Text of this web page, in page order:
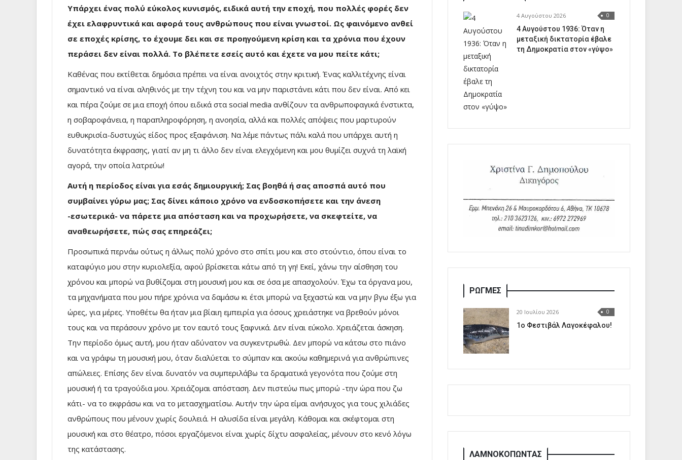
Υπάρχει ένας πολύ εύκολος κυνισμός, ειδικά αυτή την εποχή, που πολλές φορές δεν
έχει ελαφρυντικά και αφορά τους ανθρώπους που είναι γνωστοί. Ως φαινόμενο ανθεί
σε εποχές κρίσης, το έχουμε δει και σε προηγούμενη κρίση και τα χρόνια που έχουν
περάσει δεν είναι πολλά. Το βλέπετε εσείς αυτό και έχετε να μου πείτε κάτι;
Καθένας που εκτίθεται δημόσια πρέπει να είναι ανοιχτός στην κριτική. Ένας καλλιτέχνης είναι
σημαντικό να είναι αληθινός με την τέχνη του και να μην παριστάνει κάτι που δεν είναι. Από κει
και πέρα ζούμε σε μια εποχή όπου ειδικά στα social media ανθίζουν τα ανθρωποφαγικά ένστικτα,
η σοβαροφάνεια, η παραπληροφόρηση, η ανοησία, αλλά και πολλές απόψεις που μαρτυρούν
ευθυκρισία-δυστυχώς είδος προς εξαφάνιση. Να λέμε πάντως πάλι καλά που υπάρχει αυτή η
δυνατότητα έκφρασης, γιατί αν μη τι άλλο δεν είναι ελεγχόμενη και μου θυμίζει συχνά τη λαϊκή
αγορά, την οποία λατρεύω!
Αυτή η περίοδος είναι για εσάς δημιουργική; Σας βοηθά ή σας αποσπά αυτό που
συμβαίνει γύρω μας; Σας δίνει κάποιο χρόνο να ενδοσκοπήσετε και την άνεση
-εσωτερικά- να πάρετε μια απόσταση και να προχωρήσετε, να σκεφτείτε, να
αναθεωρήσετε, πώς σας επηρεάζει;
Προσωπικά περνάω ούτως η άλλως πολύ χρόνο στο σπίτι μου και στο στούντιο, όπου είναι το
καταφύγιο μου στην κυριολεξία, αφού βρίσκεται κάτω από τη γη! Εκεί, χάνω την αίσθηση του
χρόνου και μπορώ να βυθίζομαι στη μουσική μου και σε όσα με απασχολούν. Έχω τα όργανα μου,
τα μηχανήματα που μου πήρε χρόνια να δαμάσω κι έτσι μπορώ να ξεχαστώ και να μην βγω έξω για
ώρες, για μέρες. Υποθέτω θα ήταν μια βίαιη εμπειρία για όσους χρειάστηκε να βρεθούν μόνοι
τους και να περάσουν χρόνο με τον εαυτό τους ξαφνικά. Δεν είναι εύκολο. Χρειάζεται άσκηση.
Την περίοδο όμως αυτή, μου ήταν αδύνατον να συγκεντρωθώ. Δεν μπορώ να κάτσω στο πιάνο
και να γράφω τη μουσική μου, όταν διαλύεται το σύμπαν και ακούω καθημερινά για ανθρώπινες
απώλειες. Επίσης δεν είναι δυνατόν να συμπεριλάβω τα δραματικά γεγονότα που ζούμε στη
μουσική ή τα τραγούδια μου. Χρειάζομαι απόσταση. Δεν πιστεύω πως μπορώ -την ώρα που ζω
κάτι- να το εκφράσω και να το μετασχηματίσω. Αυτήν την ώρα είμαι ανήσυχος για τους χιλιάδες
ανθρώπους που μένουν χωρίς δουλειά. Η αλυσίδα είναι μεγάλη. Κάθομαι και σκέφτομαι στη
μουσική και στο θέατρο, πόσοι εργαζόμενοι είναι χωρίς δίχτυ ασφαλείας, μένουν στο κενό λόγω
της κατάστασης.
4 Αυγούστου 2026 0
4 Αυγούστου 1936: Όταν η
μεταξική δικτατορία έβαλε
τη Δημοκρατία στον «γύψο»
ΡΩΓΜΕΣ
20 Ιουλίου 2026 0
1o Φεστιβάλ Λαγοκέφαλου!
ΛΑΜΝΟΚΟΠΩΝΤΑΣ